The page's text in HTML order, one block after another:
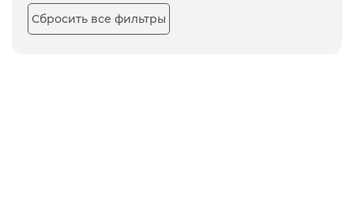
Сбросить все фильтры